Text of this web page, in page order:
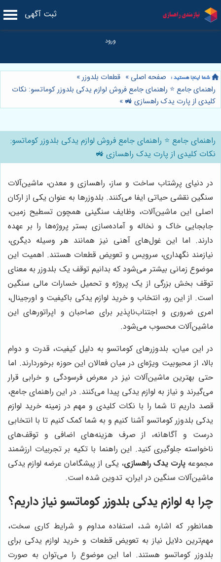
ثبت آگهی
صفحه اصلی » قطعات بلدوزر»
راهنمای جامع ⭐️ راهنمای جامع فروش لوازم یدکی بلدوزر کوماتسو: نکات
کلیدی از پارت یدک راهسازی 🚜 »
راهنمای جامع ⭐️ راهنمای جامع فروش لوازم یدکی بلدوزر کوماتسو:
نکات کلیدی از پارت یدک راهسازی 🚜
در دنیای پرشتاب ساخت و ساز، راهسازی و معدن، ماشین‌آلات
سنگین نقشی حیاتی ایفا می‌کنند. بلدوزرها به عنوان یکی از ارکان
اصلی این ماشین‌آلات، وظایف سنگینی همچون تسطیح زمین،
جابجایی خاک و نخاله و آماده‌سازی بستر پروژه‌ها را بر عهده
دارند. اما این غول‌های آهنی نیز همانند هر وسیله دیگری،
نیازمند نگهداری، سرویس و تعویض قطعات هستند. اهمیت این
موضوع زمانی بیشتر می‌شود که بدانیم توقف یک بلدوزر به معنای
توقف بخش بزرگی از یک پروژه و تحمیل خسارات مالی سنگین
است. از این رو، انتخاب و خرید لوازم یدکی باکیفیت و اورجینال،
امری ضروری و اجتناب‌ناپذیر برای صاحبان و اپراتورهای این
ماشین‌آلات محسوب می‌شود.
در این میان، بلدوزرهای کوماتسو به دلیل کیفیت، قدرت و دوام
بالا، از محبوبیت ویژه‌ای در میان فعالان این حوزه برخوردارند. اما
حتی بهترین ماشین‌آلات نیز در معرض فرسودگی و خرابی قرار
می‌گیرند و نیاز به لوازم یدکی پیدا می‌کنند. در این راهنمای جامع،
قصد داریم تا شما را با نکات کلیدی و مهم در زمینه خرید لوازم
یدکی بلدوزر کوماتسو آشنا کنیم و به شما کمک کنیم تا با انتخابی
درست و آگاهانه، از صرف هزینه‌های اضافی و توقف‌های
ناخواسته جلوگیری کنید. این راهنما با تکیه بر تجربیات ارزشمند
مجموعهپارت یدک راهسازی، یکی از پیشگامان عرضه لوازم یدکی
ماشین‌آلات سنگین در ایران، تدوین شده است.
چرا به لوازم یدکی بلدوزر کوماتسو نیاز داریم؟
همانطور که اشاره شد، استفاده مداوم و شرایط کاری سخت،
مهم‌ترین دلایل نیاز به تعویض قطعات و خرید لوازم یدکی برای
بلدوزر کوماتسو هستند. اما این موضوع را می‌توان به صورت